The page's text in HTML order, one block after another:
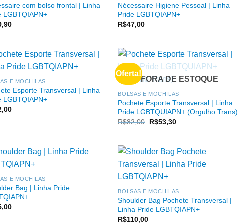
com bolso frontal | Linha
LGBTQIAPN+
Nécessaire Higiene Pessoal | Linha
Pride LGBTQIAPN+
R$47,00
E MOCHILAS
Esporte Transversal | Linha
LGBTQIAPN+
Oferta!
FORA DE ESTOQUE
BOLSAS E MOCHILAS
Pochete Esporte Transversal | Linha
Pride LGBTQUIAPN+ (Orgulho Trans)
R$82,00 O
R$82,00.
R$53,30O
R$53,30.
E MOCHILAS
Bag | Linha Pride
BOLSAS E MOCHILAS
Shoulder Bag Pochete Transversal |
Linha Pride LGBTQIAPN+
R$110,00